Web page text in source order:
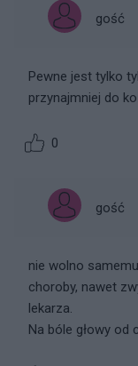
gość
Pewne jest tylko
przynajmniej do
0
gość
nie wolno
choroby, nawet
lekarza.
Na bóle głowy od